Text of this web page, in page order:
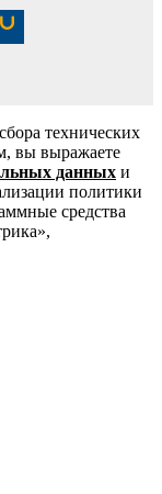
технических
вы выражаете
данных и
политики
средства